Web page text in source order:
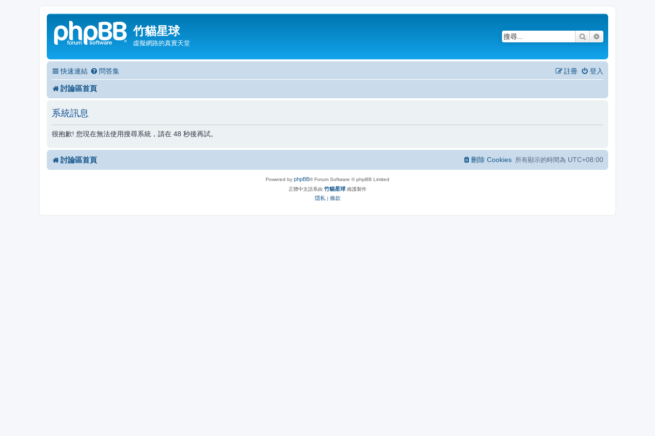
竹貓星球
虛擬網路的真實天堂
搜尋
快速連結 問答集 登入
註冊
討論區首頁
系統訊息
很抱歉! 您現在無法使用搜尋系統，請在 48 秒後再試。
討論區首頁 所有顯示的時間為 UTC+08:00
刪除 Cookies
Powered by phpBB® Forum Software © phpBB Limited
正體中文語系由 竹貓星球 維護製作
隱私 | 條款